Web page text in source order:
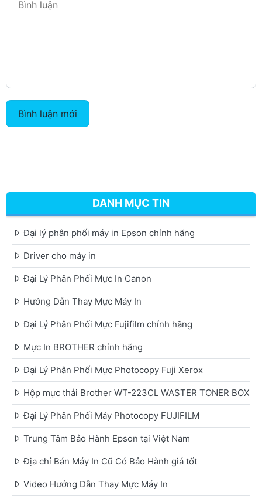
Bình luận mới
DANH MỤC TIN
Đại lý phân phối máy in Epson chính hãng
Driver cho máy in
Đại Lý Phân Phối Mực In Canon
Hướng Dẫn Thay Mực Máy In
Đại Lý Phân Phối Mực Fujifilm chính hãng
Mực In BROTHER chính hãng
Đại Lý Phân Phối Mực Photocopy Fuji Xerox
Hộp mực thải Brother WT-223CL WASTER TONER BOX
Đại Lý Phân Phối Máy Photocopy FUJIFILM
Trung Tâm Bảo Hành Epson tại Việt Nam
Địa chỉ Bán Máy In Cũ Có Bảo Hành giá tốt
Video Hướng Dẫn Thay Mực Máy In